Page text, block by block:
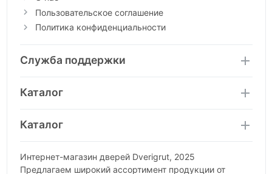
Пользовательское соглашение
Политика конфиденциальности
Служба поддержки
Каталог
Каталог
Интернет-магазин дверей Dverigrut, 2025
Предлагаем широкий ассортимент продукции от